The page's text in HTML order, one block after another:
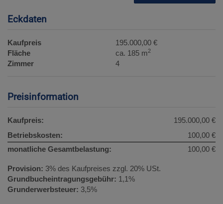
Eckdaten
Kaufpreis
195.000,00 €
Fläche
ca. 185 m2
Zimmer 4
Preisinformation
Kaufpreis:
195.000,00 €
Betriebskosten:
100,00 €
monatliche Gesamtbelastung:
100,00 €
Provision: 3% des Kaufpreises zzgl. 20% USt.
Grundbucheintragungsgebühr: 1,1%
Grunderwerbsteuer: 3,5%